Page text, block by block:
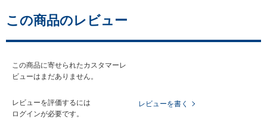
この商品のレビュー
この商品に寄せられたカスタマーレ
ビューはまだありません。
レビューを評価するには
ログインが必要です。
レビューを書く